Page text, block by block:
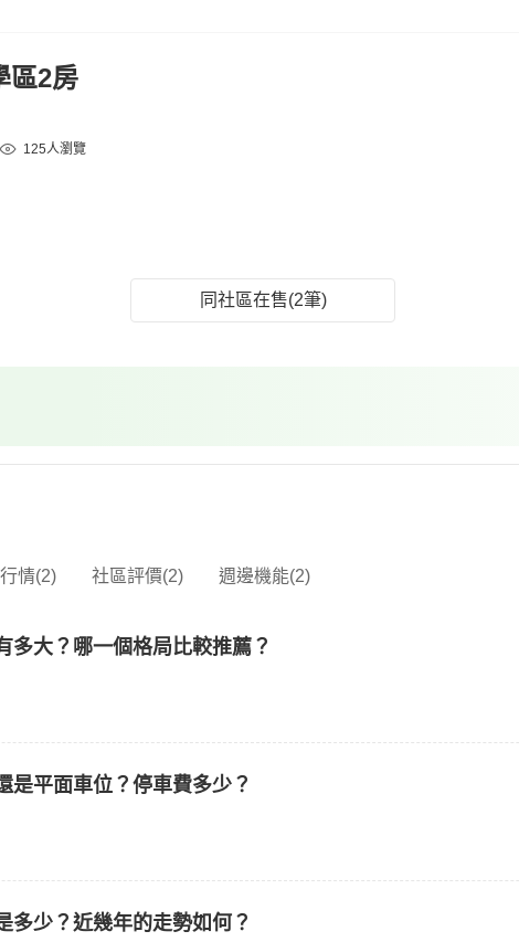
區2房
125人瀏覽
同社區在售(2筆)
情(2) 社區評價(2) 週邊機能(2)
多大？哪一個格局比較推薦？
是平面車位？停車費多少？
多少？近幾年的走勢如何？